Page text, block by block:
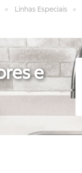
Linhas Especiais
e